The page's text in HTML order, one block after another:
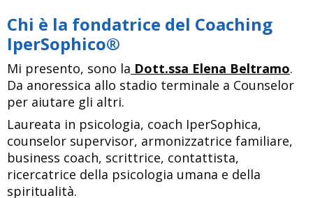
Chi è la fondatrice del Coaching
IperSophico®
Mi presento, sono la Dott.ssa Elena Beltramo.
Da anoressica allo stadio terminale a Counselor
per aiutare gli altri.
Laureata in psicologia, coach IperSophica,
counselor supervisor, armonizzatrice familiare,
business coach, scrittrice, contattista,
ricercatrice della psicologia umana e della
spiritualità.